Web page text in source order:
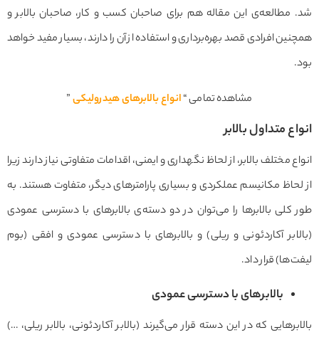
شد. مطالعه‌ی این مقاله هم برای صاحبان کسب و کار، صاحبان بالابر و
همچنین افرادی قصد بهره‌برداری و استفاده از آن را دارند، بسیار مفید خواهد
بود.
مشاهده تمامی “انواع بالابرهای هیدرولیکی”
انواع متداول بالابر
انواع مختلف بالابر، از لحاظ نگهداری و ایمنی، اقدامات متفاوتی نیاز دارند زیرا
از لحاظ مکانیسم عملکردی و بسیاری پارامترهای دیگر، متفاوت هستند. به
طور کلی بالابرها را می‌توان در دو دسته‌ی بالابرهای با دسترسی عمودی
(بالابر آکاردئونی و ریلی) و بالابرهای با دسترسی عمودی و افقی (بوم
لیفت‌ها) قرار داد.
بالابرهای با دسترسی عمودی
بالابرهایی که در این دسته قرار می‌گیرند (بالابر آکاردئونی، بالابر ریلی، …)